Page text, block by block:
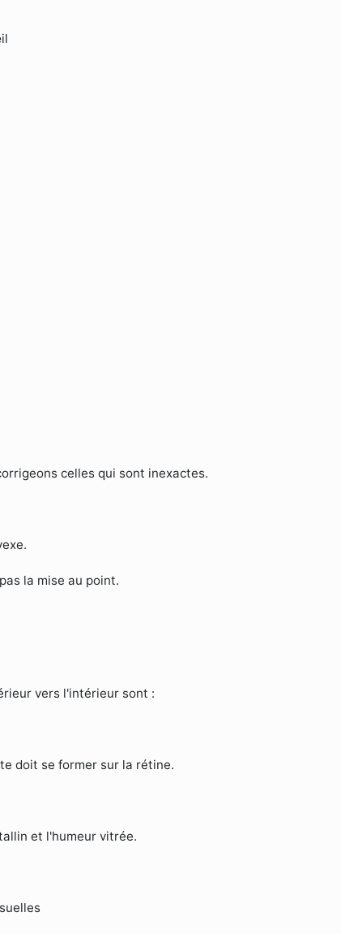
celles qui sont inexactes.
la mise au point.
vers l'intérieur sont :
doit se former sur la rétine.
et l'humeur vitrée.